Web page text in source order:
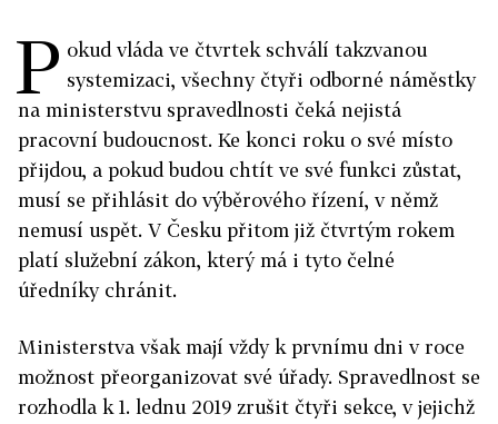
P okud vláda ve čtvrtek schválí takzvanou
systemizaci, všechny čtyři odborné náměstky
na ministerstvu spravedlnosti čeká nejistá
pracovní budoucnost. Ke konci roku o své místo
přijdou, a pokud budou chtít ve své funkci zůstat,
musí se přihlásit do výběrového řízení, v němž
nemusí uspět. V Česku přitom již čtvrtým rokem
platí služební zákon, který má i tyto čelné
úředníky chránit.
Ministerstva však mají vždy k prvnímu dni v roce
možnost přeorganizovat své úřady. Spravedlnost se
rozhodla k 1. lednu 2019 zrušit čtyři sekce, v jejichž